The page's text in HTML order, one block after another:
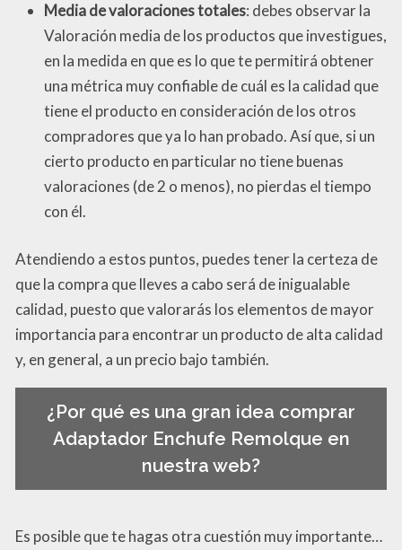
Media de valoraciones totales: debes observar la
Valoración media de los productos que investigues,
en la medida en que es lo que te permitirá obtener
una métrica muy confiable de cuál es la calidad que
tiene el producto en consideración de los otros
compradores que ya lo han probado. Así que, si un
cierto producto en particular no tiene buenas
valoraciones (de 2 o menos), no pierdas el tiempo
con él.
Atendiendo a estos puntos, puedes tener la certeza de
que la compra que lleves a cabo será de inigualable
calidad, puesto que valorarás los elementos de mayor
importancia para encontrar un producto de alta calidad
y, en general, a un precio bajo también.
¿Por qué es una gran idea comprar
Adaptador Enchufe Remolque en
nuestra web?
Es posible que te hagas otra cuestión muy importante…